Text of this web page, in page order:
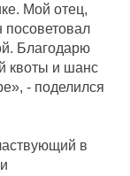
Мой отец,
посоветовал
Благодарю
квоты и шанс
- поделился
в